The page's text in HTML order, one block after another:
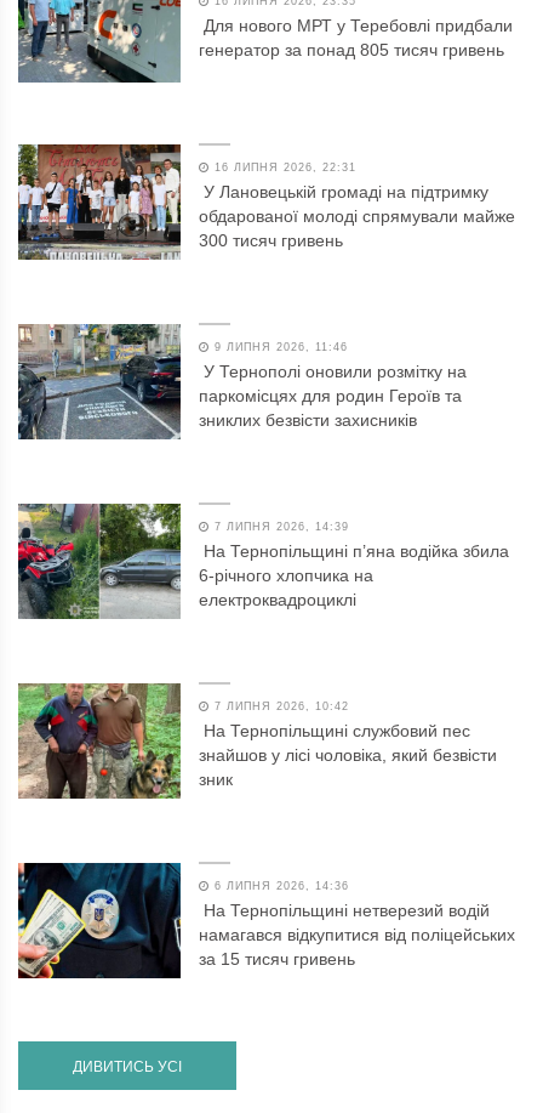
Для нового МРТ у Теребовлі придбали
генератор за понад 805 тисяч гривень
16 ЛИПНЯ 2026, 22:31
У Лановецькій громаді на підтримку
обдарованої молоді спрямували майже
300 тисяч гривень
9 ЛИПНЯ 2026, 11:46
У Тернополі оновили розмітку на
паркомісцях для родин Героїв та
зниклих безвісти захисників
7 ЛИПНЯ 2026, 14:39
На Тернопільщині п’яна водійка збила
6-річного хлопчика на
електроквадроциклі
7 ЛИПНЯ 2026, 10:42
На Тернопільщині службовий пес
знайшов у лісі чоловіка, який безвісти
зник
6 ЛИПНЯ 2026, 14:36
На Тернопільщині нетверезий водій
намагався відкупитися від поліцейських
за 15 тисяч гривень
ДИВИТИСЬ УСІ